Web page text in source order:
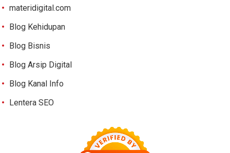
materidigital.com
Blog Kehidupan
Blog Bisnis
Blog Arsip Digital
Blog Kanal Info
Lentera SEO